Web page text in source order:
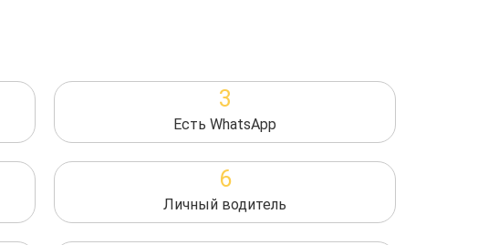
3
Есть WhatsApp
6
Личный водитель